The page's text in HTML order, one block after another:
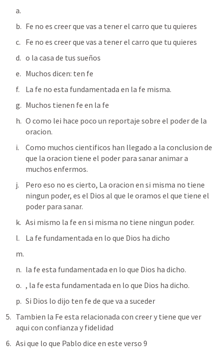
Fe no es creer que vas a tener el carro que tu quieres
Fe no es creer que vas a tener el carro que tu quieres
o la casa de tus sueños
Muchos dicen: ten fe
La fe no esta fundamentada en la fe misma.
Muchos tienen fe en la fe
O como lei hace poco un reportaje sobre el poder de la
oracion.
Como muchos cientificos han llegado a la conclusion de
que la oracion tiene el poder para sanar animar a
muchos enfermos.
Pero eso no es cierto, La oracion en si misma no tiene
ningun poder, es el Dios al que le oramos el que tiene el
poder para sanar.
Asi mismo la fe en si misma no tiene ningun poder.
La fe fundamentada en lo que Dios ha dicho
la fe esta fundamentada en lo que Dios ha dicho.
, la fe esta fundamentada en lo que Dios ha dicho.
Si Dios lo dijo ten fe de que va a suceder
Tambien la Fe esta relacionada con creer y tiene que ver
aqui con confianza y fidelidad
Asi que lo que Pablo dice en este verso 9